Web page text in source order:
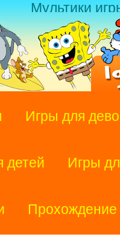
Мультики
Игры для
детей Игры
Прохождение